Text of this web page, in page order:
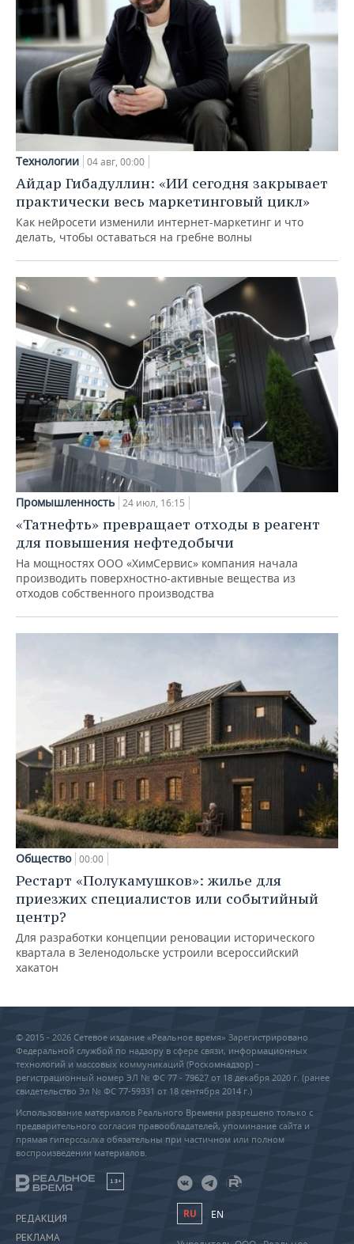
Технологии 04 авг, 00:00
Айдар Гибадуллин: «ИИ сегодня закрывает
практически весь маркетинговый цикл»
Как нейросети изменили интернет-маркетинг и что
делать, чтобы оставаться на гребне волны
Промышленность 24 июл, 16:15
«Татнефть» превращает отходы в реагент
для повышения нефтедобычи
На мощностях ООО «ХимСервис» компания начала
производить поверхностно-активные вещества из
отходов собственного производства
Общество 00:00
Рестарт «Полукамушков»: жилье для
приезжих специалистов или событийный
центр?
Для разработки концепции реновации исторического
квартала в Зеленодольске устроили всероссийский
хакатон
© 2015 - 2026 Сетевое издание «Реальное время» Зарегистрировано
Федеральной службой по надзору в сфере связи, информационных
технологий и массовых коммуникаций (Роскомнадзор) –
регистрационный номер ЭЛ № ФС 77 - 79627 от 18 декабря 2020 г. (ранее
свидетельство Эл № ФС 77-59331 от 18 сентября 2014 г.)
Использование материалов Реального Времени разрешено только с
предварительного согласия правообладателей, упоминание сайта и
прямая гиперссылка обязательны при частичном или полном
воспроизведении материалов.
18+
РЕДАКЦИЯ
РЕКЛАМА
RU EN